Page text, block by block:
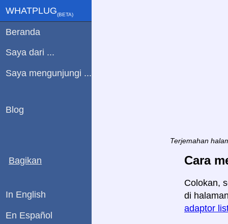
Terjemahan
Cara
Colokan,
di
adaptor
WHATPLUG(ΒETA)
Beranda
Saya dari ...
Saya mengunjungi ...
Blog
Bagikan
In English
En Español